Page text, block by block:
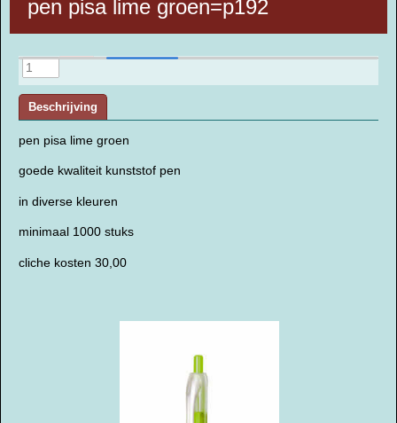
pen pisa lime groen=p192
Beschrijving
pen pisa lime groen
goede kwaliteit kunststof pen
in diverse kleuren
minimaal 1000 stuks
cliche kosten 30,00